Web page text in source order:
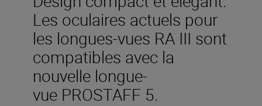
Les oculaires actuels pour
les longues-vues RA III sont
compatibles avec la
nouvelle longue-
vue PROSTAFF 5.